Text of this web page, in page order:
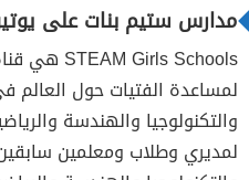
مدارس ستيم بنات على
لمساعدة الفتيات حول العالم
والتكنولوجيا والهندسة
لمديري وطلاب ومعلمين